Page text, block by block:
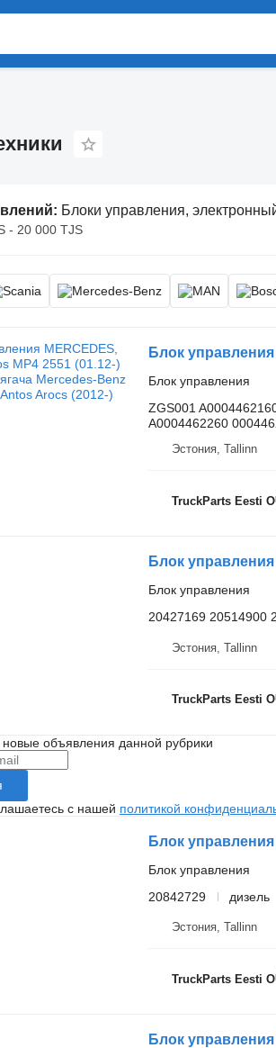
Блоки управления, электронный
- 20 000 TJS
Блок управления
ZGS001
A0004462260
Эстония, Tallinn
TruckParts Eesti
Блок управления
20427169 20514900
Эстония, Tallinn
TruckParts Eesti
объявления данной рубрики
с нашей политикой
Блок управления
20842729
дизель
Эстония, Tallinn
TruckParts Eesti
Блок